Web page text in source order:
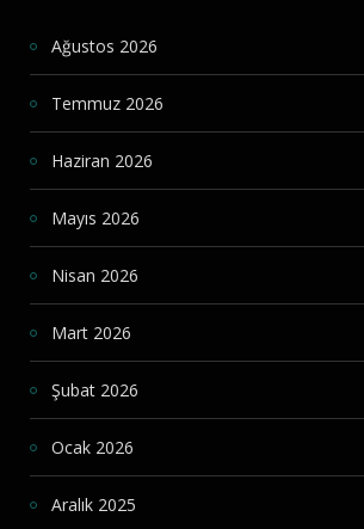
Ağustos 2026
Temmuz 2026
Haziran 2026
Mayıs 2026
Nisan 2026
Mart 2026
Şubat 2026
Ocak 2026
Aralık 2025